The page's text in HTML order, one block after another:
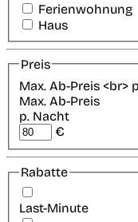
Ferienwohnung
Haus
Preis
Max. Ab-Preis <br>
Max. Ab-Preis
p. Nacht
€
Rabatte
Last-Minute